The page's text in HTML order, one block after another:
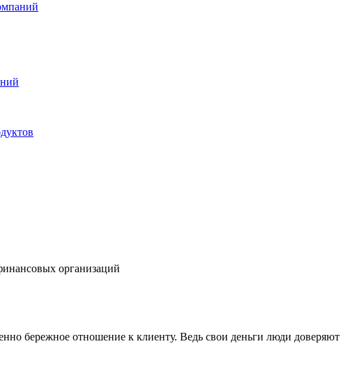
организаций
бережное отношение к клиенту. Ведь свои деньги люди доверяют